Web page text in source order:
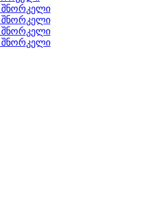
შნორკელი
შნორკელი
შნორკელი
შნორკელი